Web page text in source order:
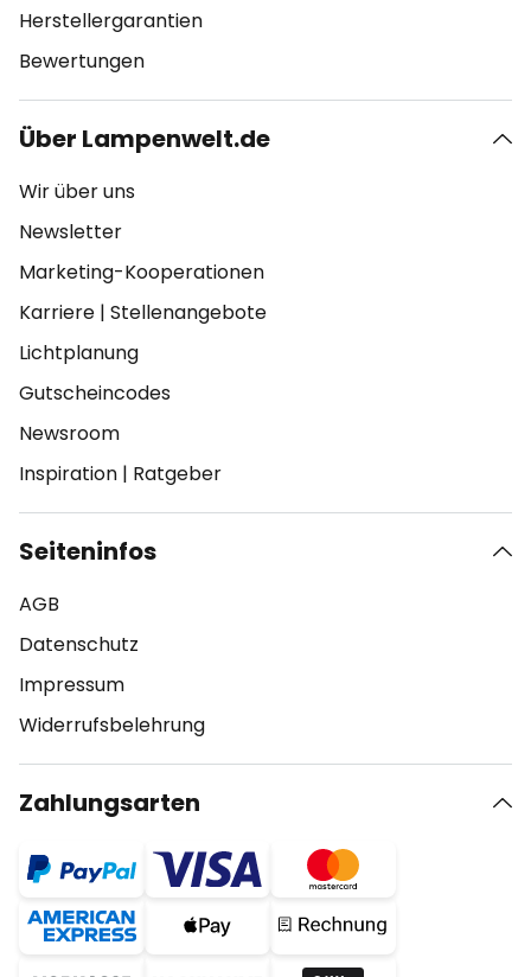
Herstellergarantien
Bewertungen
Über Lampenwelt.de
Wir über uns
Newsletter
Marketing-Kooperationen
Karriere | Stellenangebote
Lichtplanung
Gutscheincodes
Newsroom
Inspiration | Ratgeber
Seiteninfos
AGB
Datenschutz
Impressum
Widerrufsbelehrung
Zahlungsarten